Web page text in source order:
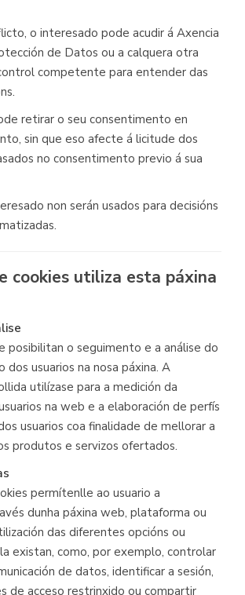
o interesado pode acudir á Axencia
de Datos ou a calquera otra
competente para entender das
retirar o seu consentimento en
sin que eso afecte á licitude dos
no consentimento previo á sua
non serán usados para decisións
cookies utiliza esta páxina
posibilitan o seguimento e a análise do
usuarios na nosa páxina. A
utilízase para a medición da
na web e a elaboración de perfís
usuarios coa finalidade de mellorar a
produtos e servizos ofertados.
permítenlle ao usuario a
dunha páxina web, plataforma ou
das diferentes opcións ou
existan, como, por exemplo, controlar
de datos, identificar a sesión,
de acceso restrinxido ou compartir